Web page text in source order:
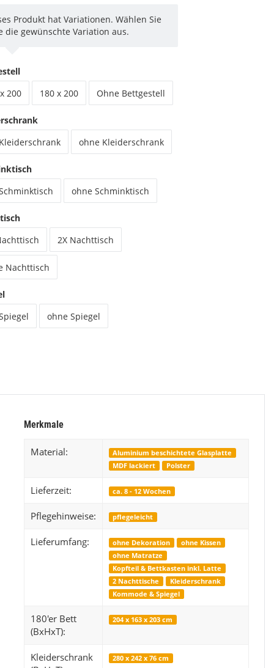
Produkt hat Variationen. Wählen Sie
die gewünschte Variation aus.
200
180 x 200 Ohne Bettgestell
ohne Kleiderschrank
ohne Schminktisch
2X Nachttisch
Nachttisch
ohne Spiegel
Merkmale
Material:
Aluminium beschichtete Glasplatte
MDF lackiert
Polster
Lieferzeit: ca. 8 - 12 Wochen
Pflegehinweise: pflegeleicht
Lieferumfang: ohne Dekoration
ohne Kissen
ohne Matratze
Kopfteil & Bettkasten inkl. Latte
2 Nachttische
Kleiderschrank
Kommode & Spiegel
180'er Bett
(BxHxT):
204 x 163 x 203 cm
Kleiderschrank
280 x 242 x 76 cm